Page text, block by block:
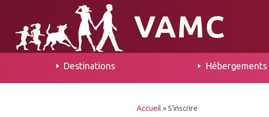
VAMC
Destinations Hébergements
Accueil »S’inscrire